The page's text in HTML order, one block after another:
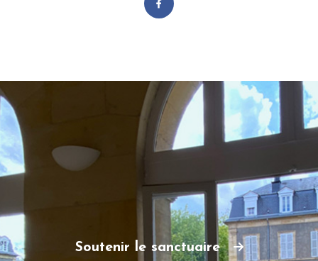
Soutenir le sanctuaire